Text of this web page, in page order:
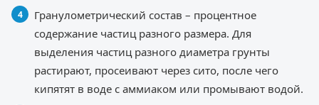
Гранулометрический состав – процентное
содержание частиц разного размера. Для
выделения частиц разного диаметра грунты
растирают, просеивают через сито, после чего
кипятят в воде с аммиаком или промывают водой.